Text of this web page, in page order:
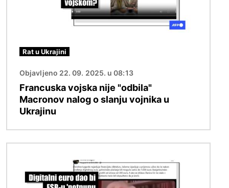
Rat u Ukrajini
Objavljeno 22. 09. 2025. u 08:13
Francuska vojska nije "odbila"
Macronov nalog o slanju vojnika u
Ukrajinu